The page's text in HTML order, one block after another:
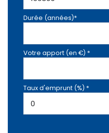
Durée (années)*
Votre apport (en €) *
Taux d'emprunt (%) *